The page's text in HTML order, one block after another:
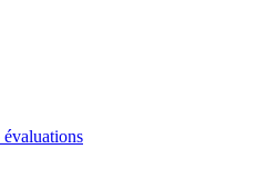
évaluations